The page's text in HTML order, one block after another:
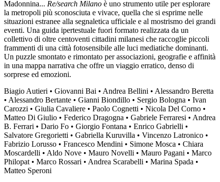
Madonnina... Re/search Milano è uno strumento utile per esplorare
la metropoli più sconosciuta e vivace, quella che si esprime nelle
situazioni estranee alla segnaletica ufficiale e al mostrismo dei grandi
eventi. Una guida ipertestuale fuori formato realizzata da un
collettivo di oltre centoventi cittadini milanesi che raccoglie piccoli
frammenti di una città fotosensibile alle luci mediatiche dominanti.
Un puzzle smontato e rimontato per associazioni, geografie e affinità
in una mappa narrativa che offre un viaggio erratico, denso di
sorprese ed emozioni.
Biagio Autieri • Giovanni Bai • Andrea Bellini • Alessandro Beretta
• Alessandro Bertante • Gianni Biondillo • Sergio Bologna • Ivan
Carozzi • Giulia Cavaliere • Paolo Cognetti • Nicola Del Corno •
Matteo Di Giulio • Federico Dragogna • Gabriele Ferraresi • Andrea
B. Ferrari • Dario Fo • Giorgio Fontana • Enrico Gabrielli •
Salvatore Gregorietti • Gabriella Kuruvilla • Vincenzo Latronico •
Fabrizio Lorusso • Francesco Mendini • Simone Mosca • Chiara
Moscardelli • Aldo Nove • Mauro Novelli • Mauro Pagani • Marco
Philopat • Marco Rossari • Andrea Scarabelli • Marina Spada •
Matteo Speroni